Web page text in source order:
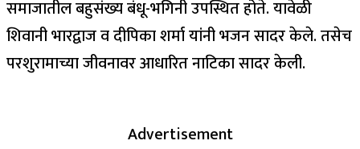
समाजातील बहुसंख्य बंधू-भगिनी उपस्थित होते. यावेळी
शिवानी भारद्वाज व दीपिका शर्मा यांनी भजन सादर केले. तसेच
परशुरामाच्या जीवनावर आधारित नाटिका सादर केली.
Advertisement